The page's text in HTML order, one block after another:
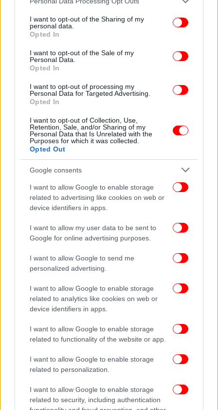
not limited to your visit or usage behaviour. You may click to
grant or deny consent to Google and its third-party tags to
use your data for below specified purposes in below Google
consent section.
I want to opt-out of the Sharing of my
personal data.
Opted In
I want to opt-out of the Sale of my
Personal Data.
Opted In
I want to opt-out of processing my
Personal Data for Targeted Advertising.
Opted In
I want to opt-out of Collection, Use,
Retention, Sale, and/or Sharing of my
Personal Data that Is Unrelated with the
Purposes for which it was collected.
Opted Out
Google consents
I want to allow Google to enable storage
related to advertising like cookies on web or
device identifiers in apps.
I want to allow my user data to be sent to
Google for online advertising purposes.
I want to allow Google to send me
personalized advertising.
I want to allow Google to enable storage
related to analytics like cookies on web or
device identifiers in apps.
I want to allow Google to enable storage
related to functionality of the website or app.
I want to allow Google to enable storage
related to personalization.
I want to allow Google to enable storage
related to security, including authentication
ΖΩΗ 17/03/2024 09:31
Νέες φήμες για την Κέιτ Μίντλετον: Ίσως μιλήσει για την
υγεία της, όταν επιστρέψει στα καθήκοντά της
ΖΩΗ 16/03/2024 23:10
Eτσι θα σταματήσει η Κέιτ Μίντλετον τις θεωρίες συνωμοσίας
για το γάμο και την υγεία της: Η κίνηση - ματ που ετοιμάζει
Πολίτης που επίσης είδε την πριγκίπισσα της
Ουαλίας είπε στην εφημερίδα «Μετά από όλες τις
φήμες που έχουν κυκλοφορήσει εξεπλάγην που
τους είδα εκεί. Η Κέιτ ήταν έξω και ψώνιζε με τον
Γουίλιαμ και φαινόταν χαρούμενη και φαινόταν
καλά.Τα παιδιάδεν ήταν μαζί τους, αλλά είναι τόσο
καλό σημάδι ότι ήταν αρκετά υγιής για να πεταχτεί
Μάλιστα όπως σημειώνει ο βρετανικός Τύπος, δεν
τραβήχτηκαν φωτογραφίες του ζευγαριού κατά τον
περίπατό τους, τηρώντας το αίτημά τους για
προστασία της ιδιωτικής τους ζωής. Πάντως, όπως
αναφέρουν, αυτή η κοινή τους εμφάνιση
χαρακτηρίζεται ως ένα ενθαρρυντικό σημάδι ότι